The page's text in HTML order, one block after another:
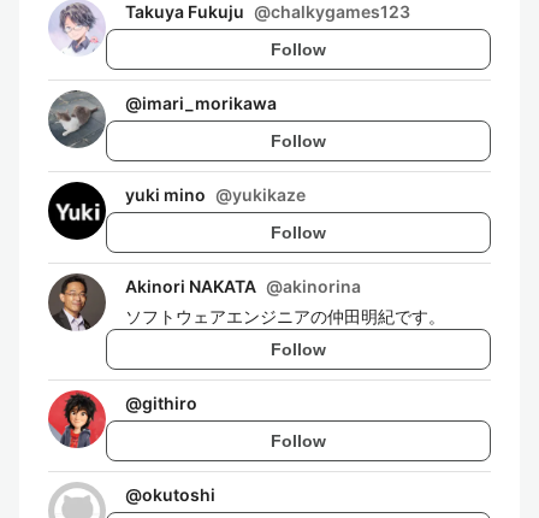
Takuya Fukuju @chalkygames123
Follow
@imari_morikawa
Follow
yuki mino @yukikaze
Follow
Akinori NAKATA @akinorina
ソフトウェアエンジニアの仲田明紀です。
Follow
@githiro
Follow
@okutoshi